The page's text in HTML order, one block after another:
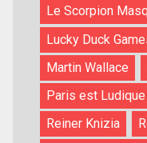
Le Scorpion
Lucky Duck
Martin Wallace
Paris est Ludique
Reiner Knizia